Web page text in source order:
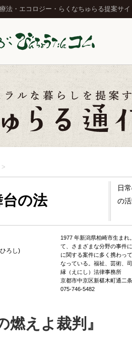
法・エコロジー・らくなちゅらる提案サイ
>
の法
日
の
ろし)
1977 年新潟県柏崎市生まれ
て、さまざまな分野の事件
に関する案件に多く携わっ
なっている。福祉、芸術、
縁（えにし）法律事務所
京都市中京区新椹木町通二
075-746-5482
燃えよ裁判』